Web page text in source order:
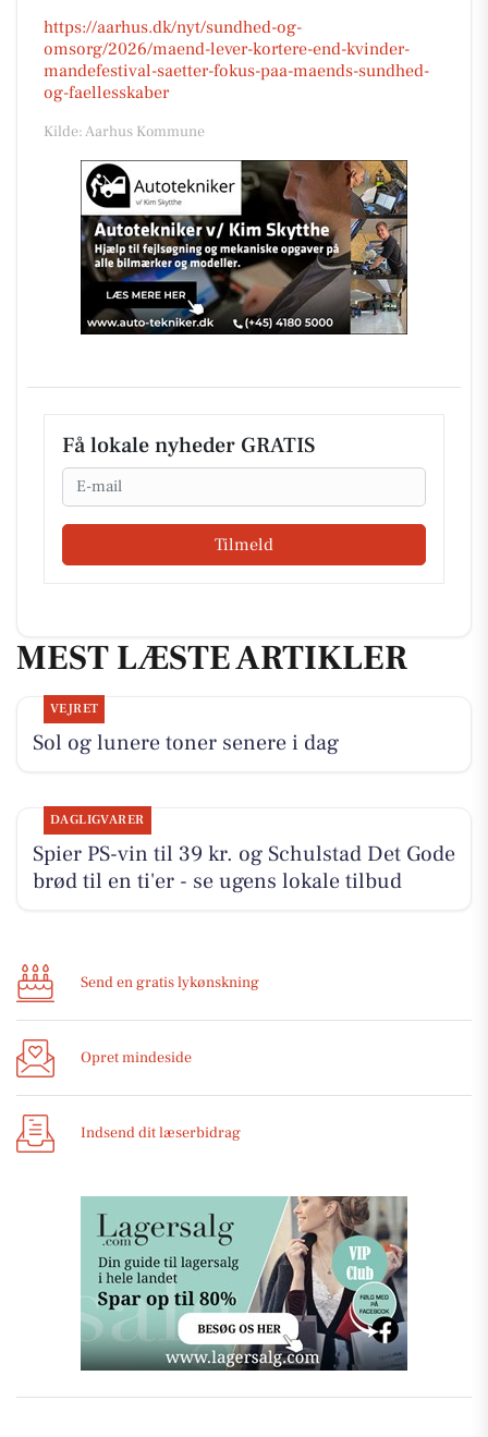
https://aarhus.dk/nyt/sundhed-og-
omsorg/2026/maend-lever-kortere-end-kvinder-
mandefestival-saetter-fokus-paa-maends-sundhed-
og-faellesskaber
Kilde: Aarhus Kommune
Få lokale nyheder GRATIS
Email
Tilmeld
MEST LÆSTE ARTIKLER
VEJRET
Sol og lunere toner senere i dag
DAGLIGVARER
Spier PS-vin til 39 kr. og Schulstad Det Gode
brød til en ti'er - se ugens lokale tilbud
Send en gratis lykønskning
Opret mindeside
Indsend dit læserbidrag